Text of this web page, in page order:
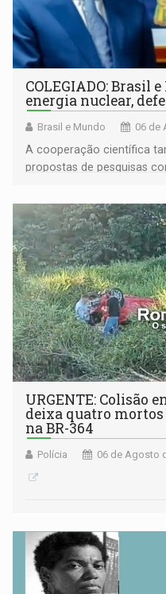
COLEGIADO: Brasil
energia nuclear,
Brasil e Mundo 06 de
A cooperação científica
propostas de pesquisas
URGENTE: Colisão
deixa quatro
na BR-364
Polícia 06 de Agosto